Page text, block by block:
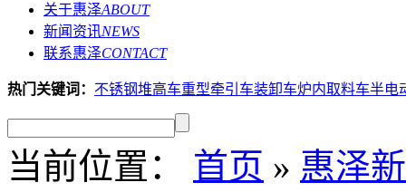
关于惠泽ABOUT
新闻资讯NEWS
联系惠泽CONTACT
热门关键词： 不锈钢堆高车重型牵引车装卸车炉内取料车半电
当前位置： 首页 » 惠泽